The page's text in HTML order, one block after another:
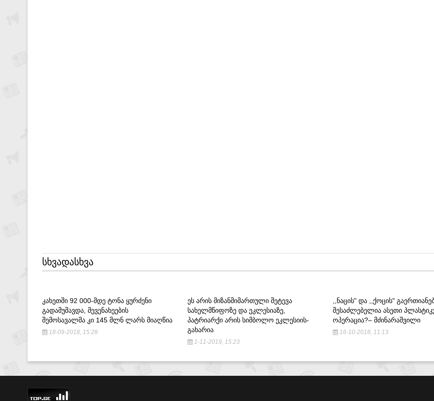
ᲡᲮᲕᲐᲓᲐᲡᲮᲕᲐ
ᲙᲐᲮᲔᲗᲨᲘ 92 000-ᲛᲓᲔ ᲢᲝᲜᲐ ᲧᲣᲠᲫᲔᲜᲘ
ᲒᲐᲓᲐᲛᲣᲨᲐᲕᲓᲐ, ᲛᲔᲕᲔᲜᲐᲮᲔᲔᲑᲘᲡ
ᲨᲔᲛᲝᲡᲐᲕᲐᲚᲛᲐ ᲙᲘ 145 ᲛᲚᲜ ᲚᲐᲠᲡ ᲛᲘᲐᲦᲬᲘᲐ
18-09-2018, 15:28
ᲔᲡ ᲐᲠᲘᲡ ᲛᲘᲖᲐᲜᲛᲘᲛᲐᲠᲗᲣᲚᲘ ᲨᲔᲢᲔᲕᲐ
ᲡᲐᲮᲔᲚᲛᲬᲘᲤᲝᲖᲔ ᲓᲐ ᲔᲙᲚᲔᲡᲘᲐᲖᲔ,
ᲞᲐᲢᲠᲘᲐᲠᲥᲘ ᲐᲠᲘᲡ ᲡᲘᲛᲑᲝᲚᲝ ᲔᲙᲚᲔᲡᲘᲘᲡ-
ᲒᲐᲮᲐᲠᲘᲐ
1-11-2019, 15:23
,,ᲜᲐᲪᲘᲡ" ᲓᲐ ,,ᲥᲝᲪᲘᲡ"
ᲨᲔᲡᲐᲫᲚᲔᲑᲔᲚᲘᲐ ᲐᲡᲔᲗᲘ
ᲝᲞᲔᲠᲐᲪᲘᲐ?– ᲛᲫᲘᲜᲐᲠᲐᲨᲕᲘᲚᲘ
16-10-2018, 11:13